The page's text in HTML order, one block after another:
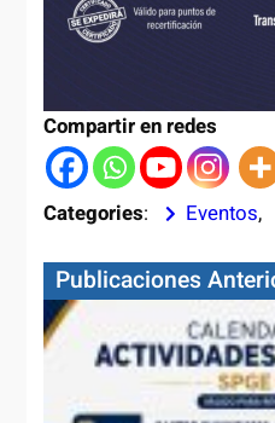
Compartir en redes
Categories: Eventos,
Publicaciones